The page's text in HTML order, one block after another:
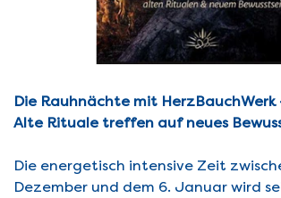
Die Rauhnächte mit HerzBauchWerk
Alte Rituale treffen auf neues
Die energetisch intensive Zeit
Dezember und dem 6. Januar wird